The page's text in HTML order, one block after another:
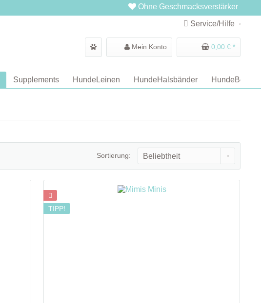
Ohne Geschmacksverstärker
Service/Hilfe
Mein Konto 0,00 € *
Supplements HundeLeinen HundeHalsbänder HundeBetten
Sortierung:
TIPP!